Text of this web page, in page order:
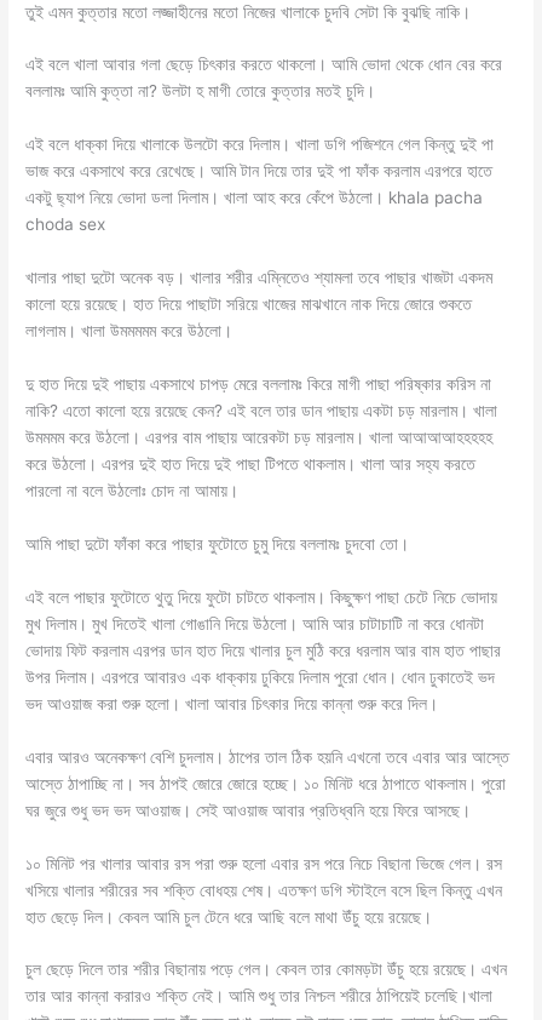
তুই এমন কুত্তার মতো লজ্জাহীনের মতো নিজের খালাকে চুদবি সেটা কি বুঝছি নাকি।
এই বলে খালা আবার গলা ছেড়ে চিৎকার করতে থাকলো। আমি ভোদা থেকে ধোন বের করে
বললামঃ আমি কুত্তা না? উলটা হ মাগী তোরে কুত্তার মতই চুদি।
এই বলে ধাক্কা দিয়ে খালাকে উলটো করে দিলাম। খালা ডগি পজিশনে গেল কিন্তু দুই পা
ভাজ করে একসাথে করে রেখেছে। আমি টান দিয়ে তার দুই পা ফাঁক করলাম এরপরে হাতে
একটু ছ্যাপ নিয়ে ভোদা ডলা দিলাম। খালা আহ করে কেঁপে উঠলো। khala pacha
choda sex
খালার পাছা দুটো অনেক বড়। খালার শরীর এম্নিতেও শ্যামলা তবে পাছার খাজটা একদম
কালো হয়ে রয়েছে। হাত দিয়ে পাছাটা সরিয়ে খাজের মাঝখানে নাক দিয়ে জোরে শুকতে
লাগলাম। খালা উমমমমম করে উঠলো।
দু হাত দিয়ে দুই পাছায় একসাথে চাপড় মেরে বললামঃ কিরে মাগী পাছা পরিষ্কার করিস না
নাকি? এতো কালো হয়ে রয়েছে কেন? এই বলে তার ডান পাছায় একটা চড় মারলাম। খালা
উমমমম করে উঠলো। এরপর বাম পাছায় আরেকটা চড় মারলাম। খালা আআআআহহহহহ
করে উঠলো। এরপর দুই হাত দিয়ে দুই পাছা টিপতে থাকলাম। খালা আর সহ্য করতে
পারলো না বলে উঠলোঃ চোদ না আমায়।
আমি পাছা দুটো ফাঁকা করে পাছার ফুটোতে চুমু দিয়ে বললামঃ চুদবো তো।
এই বলে পাছার ফুটোতে থুতু দিয়ে ফুটো চাটতে থাকলাম। কিছুক্ষণ পাছা চেটে নিচে ভোদায়
মুখ দিলাম। মুখ দিতেই খালা গোঙানি দিয়ে উঠলো। আমি আর চাটাচাটি না করে ধোনটা
ভোদায় ফিট করলাম এরপর ডান হাত দিয়ে খালার চুল মুঠি করে ধরলাম আর বাম হাত পাছার
উপর দিলাম। এরপরে আবারও এক ধাক্কায় ঢুকিয়ে দিলাম পুরো ধোন। ধোন ঢুকাতেই ভদ
ভদ আওয়াজ করা শুরু হলো। খালা আবার চিৎকার দিয়ে কান্না শুরু করে দিল।
এবার আরও অনেকক্ষণ বেশি চুদলাম। ঠাপের তাল ঠিক হয়নি এখনো তবে এবার আর আস্তে
আস্তে ঠাপাচ্ছি না। সব ঠাপই জোরে জোরে হচ্ছে। ১০ মিনিট ধরে ঠাপাতে থাকলাম। পুরো
ঘর জুরে শুধু ভদ ভদ আওয়াজ। সেই আওয়াজ আবার প্রতিধ্বনি হয়ে ফিরে আসছে।
১০ মিনিট পর খালার আবার রস পরা শুরু হলো এবার রস পরে নিচে বিছানা ভিজে গেল। রস
খসিয়ে খালার শরীরের সব শক্তি বোধহয় শেষ। এতক্ষণ ডগি স্টাইলে বসে ছিল কিন্তু এখন
হাত ছেড়ে দিল। কেবল আমি চুল টেনে ধরে আছি বলে মাথা উঁচু হয়ে রয়েছে।
চুল ছেড়ে দিলে তার শরীর বিছানায় পড়ে গেল। কেবল তার কোমড়টা উঁচু হয়ে রয়েছে। এখন
তার আর কান্না করারও শক্তি নেই। আমি শুধু তার নিশ্চল শরীরে ঠাপিয়েই চলেছি।খালা